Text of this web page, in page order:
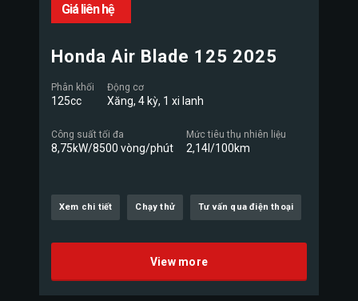
Giá liên hệ
Honda Air Blade 125 2025
Phân khối
125cc
Động cơ
Xăng, 4 kỳ, 1 xi lanh
Công suất tối đa
8,75kW/8500 vòng/phút
Mức tiêu thụ nhiên liệu
2,14l/100km
Xem chi tiết Chạy thử Tư vấn qua điện thoại
View more